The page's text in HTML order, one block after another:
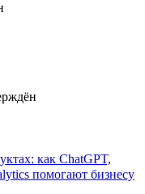
как ChatGPT,
помогают бизнесу